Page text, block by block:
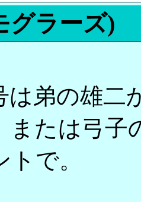
グラーズ)
は弟の雄二
または弓子
で。